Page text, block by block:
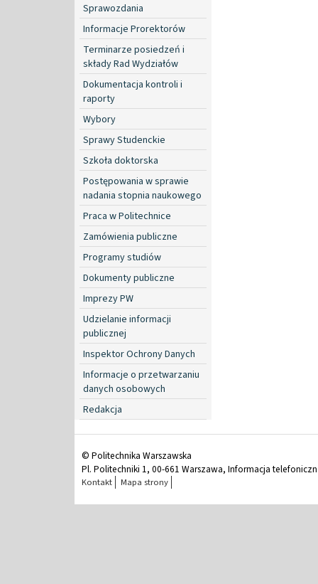
Sprawozdania
Informacje Prorektorów
Terminarze posiedzeń i
składy Rad Wydziałów
Dokumentacja kontroli i
raporty
Wybory
Sprawy Studenckie
Szkoła doktorska
Postępowania w sprawie
nadania stopnia naukowego
Praca w Politechnice
Zamówienia publiczne
Programy studiów
Dokumenty publiczne
Imprezy PW
Udzielanie informacji
publicznej
Inspektor Ochrony Danych
Informacje o przetwarzaniu
danych osobowych
Redakcja
© Politechnika Warszawska
Pl. Politechniki 1, 00-661 Warszawa, Informacja
Kontakt Mapa strony